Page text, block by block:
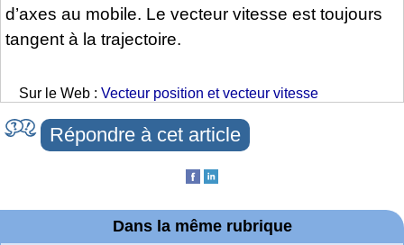
d’axes au mobile. Le vecteur vitesse est toujours
tangent à la trajectoire.
Sur le Web : Vecteur position et vecteur vitesse
Répondre à cet article
Dans la même rubrique